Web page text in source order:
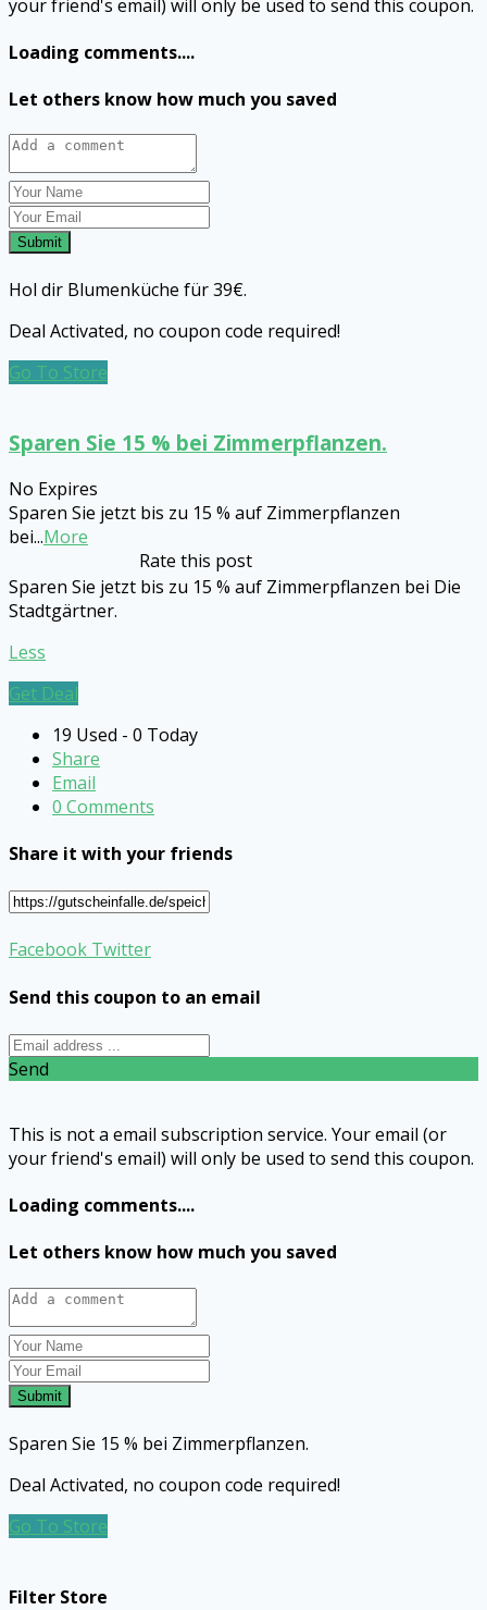
your friend's email) will only be used to send this coupon.
Loading comments....
Let others know how much you saved
Submit
Hol dir Blumenküche für 39€.
Deal Activated, no coupon code required!
Go To Store
Sparen Sie 15 % bei Zimmerpflanzen.
No Expires
Sparen Sie jetzt bis zu 15 % auf Zimmerpflanzen
bei...More
Rate this post
Sparen Sie jetzt bis zu 15 % auf Zimmerpflanzen bei Die
Stadtgärtner.
Less
Get Deal
19 Used - 0 Today
Share
Email
0 Comments
Share it with your friends
Facebook Twitter
Send this coupon to an email
Send
This is not a email subscription service. Your email (or
your friend's email) will only be used to send this coupon.
Loading comments....
Let others know how much you saved
Submit
Sparen Sie 15 % bei Zimmerpflanzen.
Deal Activated, no coupon code required!
Go To Store
Filter Store